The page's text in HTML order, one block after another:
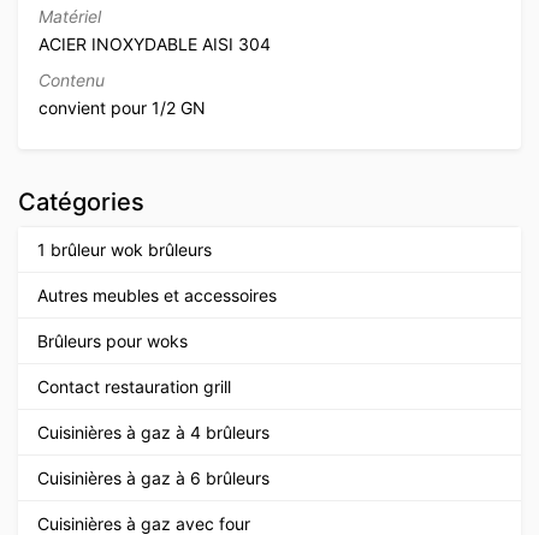
Matériel
ACIER INOXYDABLE AISI 304
Contenu
convient pour 1/2 GN
Catégories
1 brûleur wok brûleurs
Autres meubles et accessoires
Brûleurs pour woks
Contact restauration grill
Cuisinières à gaz à 4 brûleurs
Cuisinières à gaz à 6 brûleurs
Cuisinières à gaz avec four